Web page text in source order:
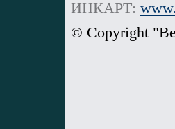
ИНКАРТ:
© Copyright